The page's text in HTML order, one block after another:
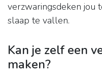
verzwaringsdeken jou
slaap te vallen.
Kan je zelf een
maken?